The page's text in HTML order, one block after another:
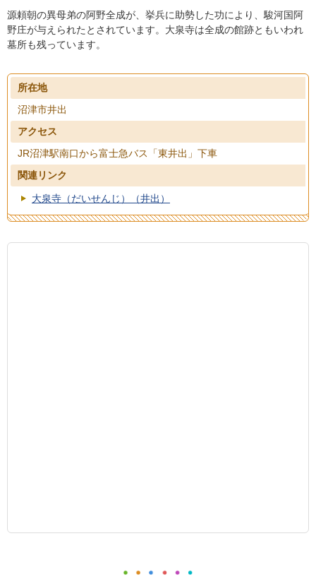
源頼朝の異母弟の阿野全成が、挙兵に助勢した功により、駿河国阿
野庄が与えられたとされています。大泉寺は全成の館跡ともいわれ
墓所も残っています。
所在地
沼津市井出
アクセス
JR沼津駅南口から富士急バス「東井出」下車
関連リンク
大泉寺（だいせんじ）（井出）